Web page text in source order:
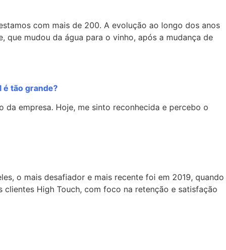
com mais de 200. A evolução ao longo dos anos
mudou da água para o vinho, após a mudança de
é tão grande?
empresa. Hoje, me sinto reconhecida e percebo o
o mais desafiador e mais recente foi em 2019, quando
High Touch, com foco na retenção e satisfação